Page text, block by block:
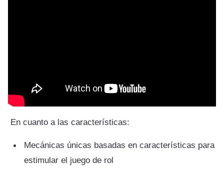
En cuanto a las características:
Mecánicas únicas basadas en características para
estimular el juego de rol